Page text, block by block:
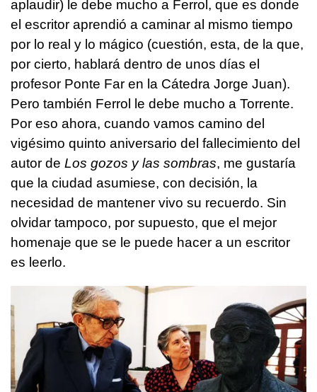
aplaudir) le debe mucho a Ferrol, que es donde
el escritor aprendió a caminar al mismo tiempo
por lo real y lo mágico (cuestión, esta, de la que,
por cierto, hablará dentro de unos días el
profesor Ponte Far en la Cátedra Jorge Juan).
Pero también Ferrol le debe mucho a Torrente.
Por eso ahora, cuando vamos camino del
vigésimo quinto aniversario del fallecimiento del
autor de Los gozos y las sombras, me gustaría
que la ciudad asumiese, con decisión, la
necesidad de mantener vivo su recuerdo. Sin
olvidar tampoco, por supuesto, que el mejor
homenaje que se le puede hacer a un escritor
es leerlo.